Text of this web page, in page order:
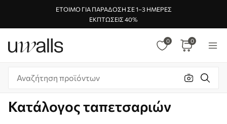
ΈΤΟΙΜΟ ΓΙΑ ΠΑΡΆΔΟΣΗ ΣΕ 1–3 ΗΜΈΡΕΣ
ΕΚΠΤΏΣΕΙΣ 40%
0 0
Κατάλογος ταπετσαριών